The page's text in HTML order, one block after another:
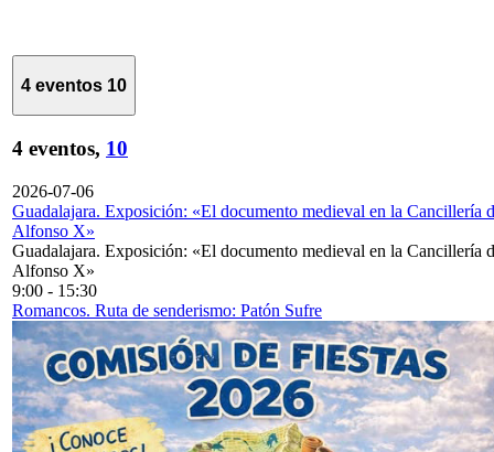
4 eventos 10
4 eventos, 10
2026-07-06
Guadalajara. Exposición: «El documento medieval en la Cancillería
Alfonso X»
Guadalajara. Exposición: «El documento medieval en la Cancillería
Alfonso X»
9:00 - 15:30
Romancos. Ruta de senderismo: Patón Sufre